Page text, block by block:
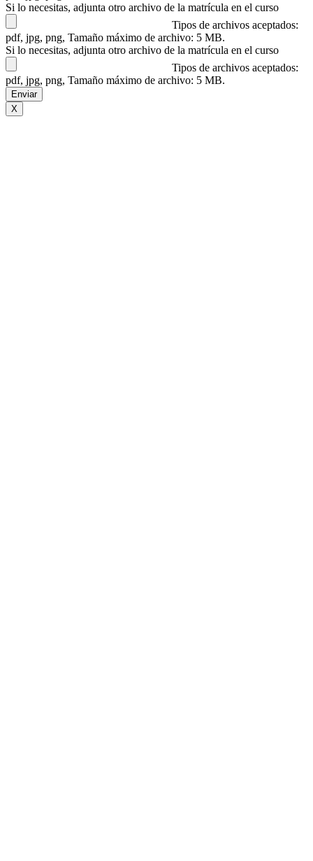
Si lo necesitas, adjunta otro archivo de la matrícula en el curso
Tipos de archivos aceptados:
pdf, jpg, png, Tamaño máximo de archivo: 5 MB.
Si lo necesitas, adjunta otro archivo de la matrícula en el curso
Tipos de archivos aceptados:
pdf, jpg, png, Tamaño máximo de archivo: 5 MB.
X